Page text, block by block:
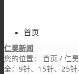
首页
仁昊新闻
您的位置：
首页 / 仁
全：9针、15针、25